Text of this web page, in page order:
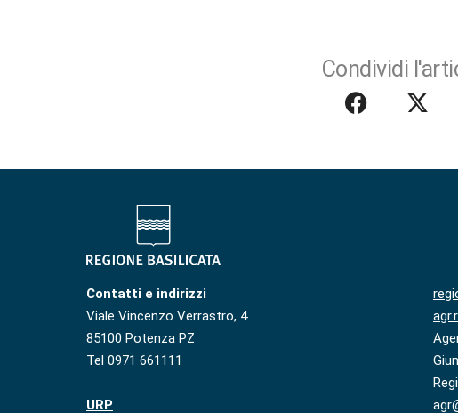
Condividi
Contatti e indirizzi
Viale Vincenzo Verrastro, 4
85100 Potenza PZ
Tel 0971 661111
URP